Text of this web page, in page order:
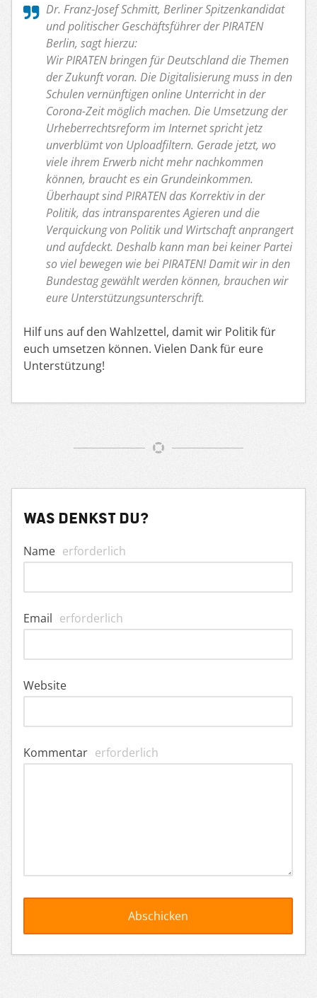
Dr. Franz-Josef Schmitt, Berliner Spitzenkandidat
und politischer Geschäftsführer der PIRATEN
Berlin, sagt hierzu:
Wir PIRATEN bringen für Deutschland die Themen
der Zukunft voran. Die Digitalisierung muss in den
Schulen vernünftigen online Unterricht in der
Corona-Zeit möglich machen. Die Umsetzung der
Urheberrechtsreform im Internet spricht jetz
unverblümt von Uploadfiltern. Gerade jetzt, wo
viele ihrem Erwerb nicht mehr nachkommen
können, braucht es ein Grundeinkommen.
Überhaupt sind PIRATEN das Korrektiv in der
Politik, das intransparentes Agieren und die
Verquickung von Politik und Wirtschaft anprangert
und aufdeckt. Deshalb kann man bei keiner Partei
so viel bewegen wie bei PIRATEN! Damit wir in den
Bundestag gewählt werden können, brauchen wir
eure Unterstützungsunterschrift.
Hilf uns auf den Wahlzettel, damit wir Politik für
euch umsetzen können. Vielen Dank für eure
Unterstützung!
Was denkst du?
Name erforderlich
Email erforderlich
Website
Kommentar erforderlich